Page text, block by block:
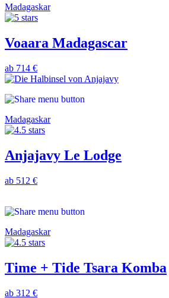
Madagaskar
Voaara Madagascar
ab 714 €
Madagaskar
Anjajavy Le Lodge
ab 512 €
Madagaskar
Time + Tide Tsara Komba
ab 312 €